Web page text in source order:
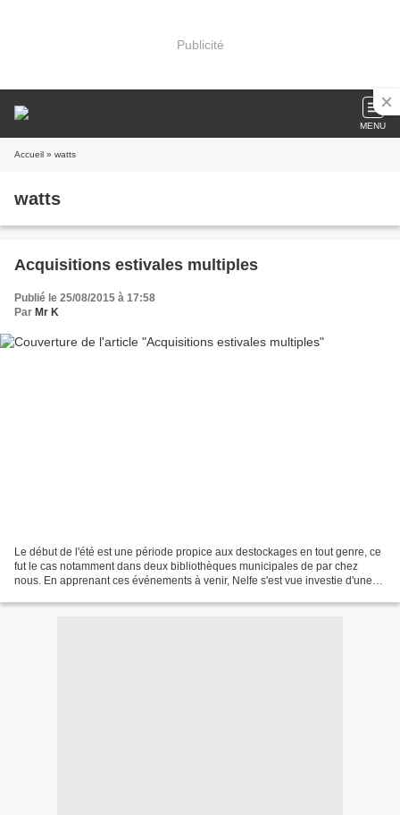
Publicité
MENU
Accueil » watts
watts
Acquisitions estivales multiples
Publié le 25/08/2015 à 17:58
Par Mr K
Le début de l'été est une période propice aux destockages en tout genre, ce
fut le cas notamment dans deux bibliothèques municipales de par chez
nous. En apprenant ces événements à venir, Nelfe s'est vue investie d'une